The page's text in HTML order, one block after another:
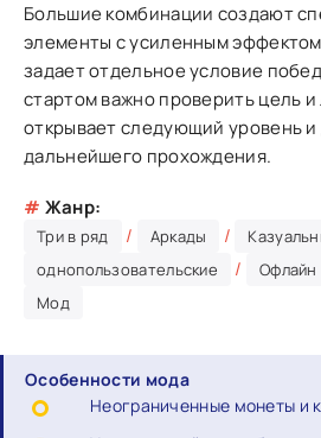
Большие комбинации создают
элементы с усиленным
задает отдельное условие
стартом важно проверить цель
открывает следующий уровень и
дальнейшего прохождения.
# Жанр:
Три в ряд / Аркады /
однопользовательские / Офлайн
Мод
Особенности мода
Неограниченные монеты и